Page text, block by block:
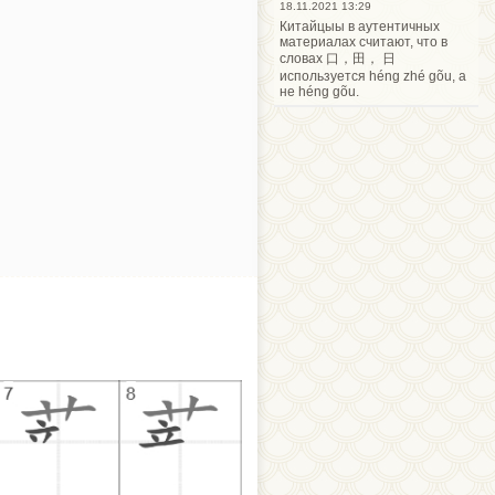
18.11.2021 13:29
Китайцыы в аутентичных
материалах считают, что в
словах 口，田， 日
используется héng zhé gõu, а
не héng gõu.